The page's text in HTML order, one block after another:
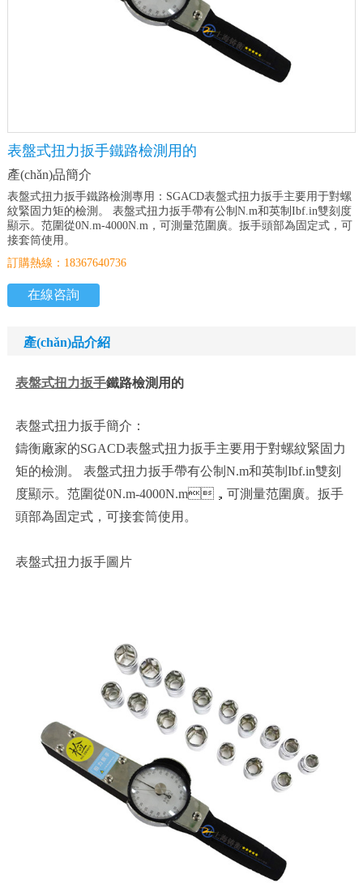
表盤式扭力扳手鐵路檢測用的
產(chǎn)品簡介
表盤式扭力扳手鐵路檢測專用：SGACD表盤式扭力扳手主要用于對螺
紋緊固力矩的檢測。 表盤式扭力扳手帶有公制N.m和英制Ibf.in雙刻度
顯示。范圍從0N.m-4000N.m，可測量范圍廣。扳手頭部為固定式，可
接套筒使用。
訂購熱線：18367640736
在線咨詢
產(chǎn)品介紹
表盤式扭力扳手鐵路檢測用的
表盤式扭力扳手簡介：
鑄衡廠家的SGACD表盤式扭力扳手主要用于對螺紋緊固力
矩的檢測。 表盤式扭力扳手帶有公制N.m和英制Ibf.in雙刻
度顯示。范圍從0N.m-4000N.m，可測量范圍廣。扳手
頭部為固定式，可接套筒使用。
表盤式扭力扳手圖片